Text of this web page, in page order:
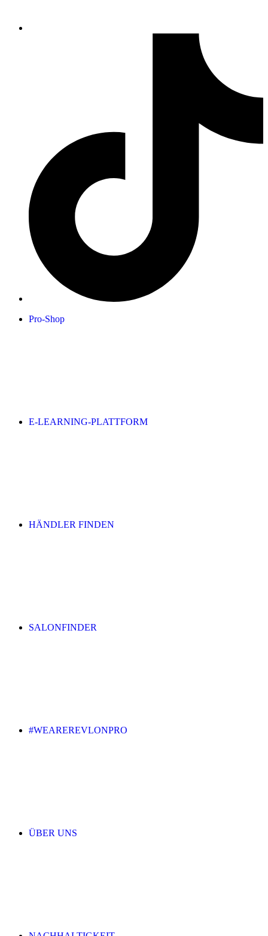
Pro-Shop
E-LEARNING-PLATTFORM
HÄNDLER FINDEN
SALONFINDER
#WEAREREVLONPRO
ÜBER UNS